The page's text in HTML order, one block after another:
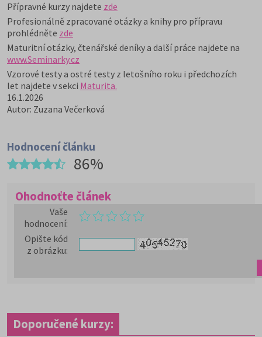
Přípravné kurzy najdete zde
Profesionálně zpracované otázky a knihy pro přípravu
prohlédněte zde
Maturitní otázky, čtenářské deníky a další práce najdete na
www.Seminarky.cz
Vzorové testy a ostré testy z letošního roku i předchozích
let najdete v sekci Maturita.
16.1.2026
Autor: Zuzana Večerková
Hodnocení článku
86%
Ohodnoťte článek
Vaše
hodnocení:
Opište kód
z obrázku:
Doporučené kurzy: